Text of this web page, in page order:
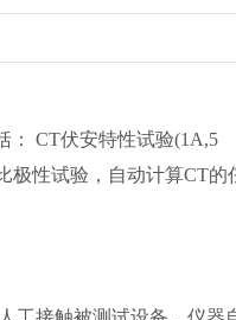
： CT伏安特性试验(1A,5
极性试验，自动计算CT的